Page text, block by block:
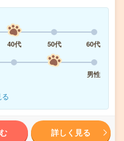
40代 50代
60代
男性
詳しく見る